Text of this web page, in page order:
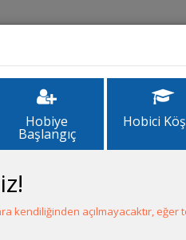
İlanlar Forum
Akvaryumum
Hobiye
Başlangıç
Hobici
kendiliğinden açılmayacaktır,